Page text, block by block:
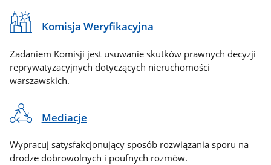
Komisja Weryfikacyjna
Zadaniem Komisji jest usuwanie skutków prawnych decyzji
reprywatyzacyjnych dotyczących nieruchomości
warszawskich.
Mediacje
Wypracuj satysfakcjonujący sposób rozwiązania sporu na
drodze dobrowolnych i poufnych rozmów.